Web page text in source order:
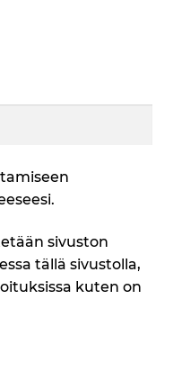
sivuston
tällä sivustolla,
kuten on